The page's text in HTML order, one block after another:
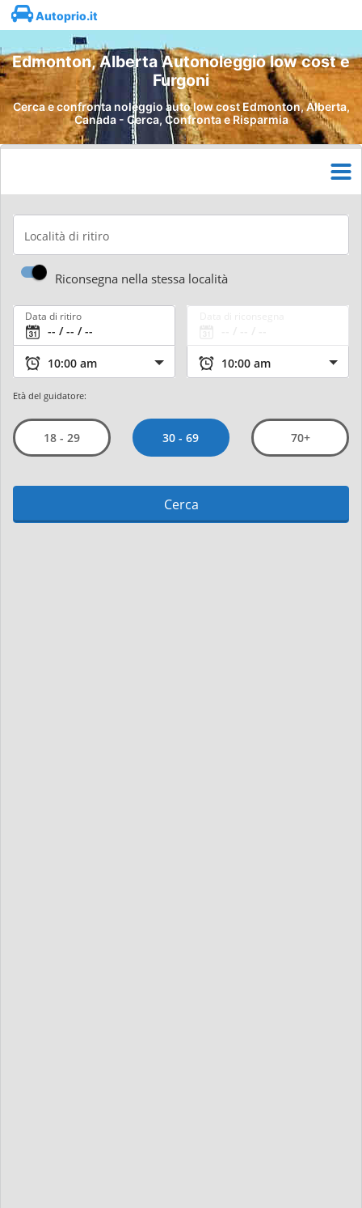
Autoprio.it
Edmonton, Alberta Autonoleggio low cost e
Furgoni
Cerca e confronta noleggio auto low cost Edmonton, Alberta,
Canada - Cerca, Confronta e Risparmia
Località di ritiro
Riconsegna nella stessa località
Data di ritiro
Età del guidatore:
18 - 29 30 - 69 70+
Cerca